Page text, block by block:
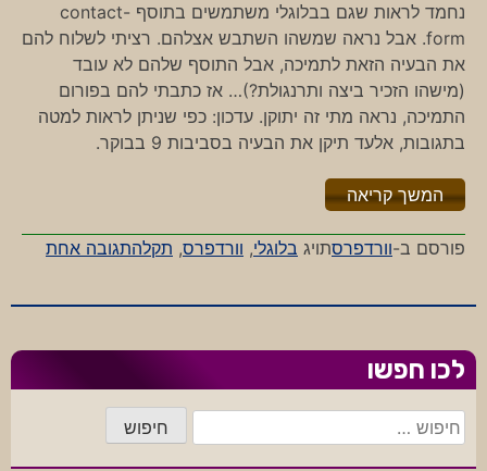
נחמד לראות שגם בבלוגלי משתמשים בתוסף contact-
form. אבל נראה שמשהו השתבש אצלהם. רציתי לשלוח להם
את הבעיה הזאת לתמיכה, אבל התוסף שלהם לא עובד
(מישהו הזכיר ביצה ותרנגולת?)… אז כתבתי להם בפורום
התמיכה, נראה מתי זה יתוקן. עדכון: כפי שניתן לראות למטה
בתגובות, אלעד תיקן את הבעיה בסביבות 9 בבוקר.
המשך קריאה"%s"
פורסם ב-וורדפרסתויג בלוגלי, וורדפרס, תקלהתגובה אחתעל
לכו חפשו
חיפוש: